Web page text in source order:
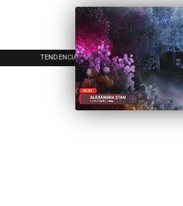
TENDENCIAS EVENTOS